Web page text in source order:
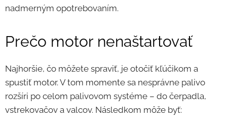
nadmerným opotrebovaním.
Prečo motor nenaštartovať
Najhoršie, čo môžete spraviť, je otočiť kľúčikom a
spustiť motor. V tom momente sa nesprávne palivo
rozšíri po celom palivovom systéme – do čerpadla,
vstrekovačov a valcov. Následkom môže byť: